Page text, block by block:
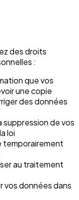
des droits
:
que vos
une copie
des données
suppression de vos
loi
temporairement
au traitement
vos données dans